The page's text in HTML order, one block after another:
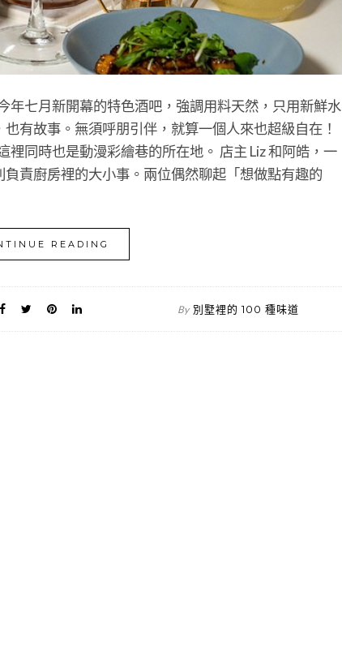
年七月新開幕的特色酒吧，強調用料天然，只用新鮮水
有故事。無須呼朋引伴，就算一個人來也超級自在！
裡同時也是動漫彩繪巷的所在地。 店主 Liz 和阿皓，一
責廚房裡的大小事。兩位偶然聊起「想做點有趣的
READING
By 別墅裡的 100 種味道